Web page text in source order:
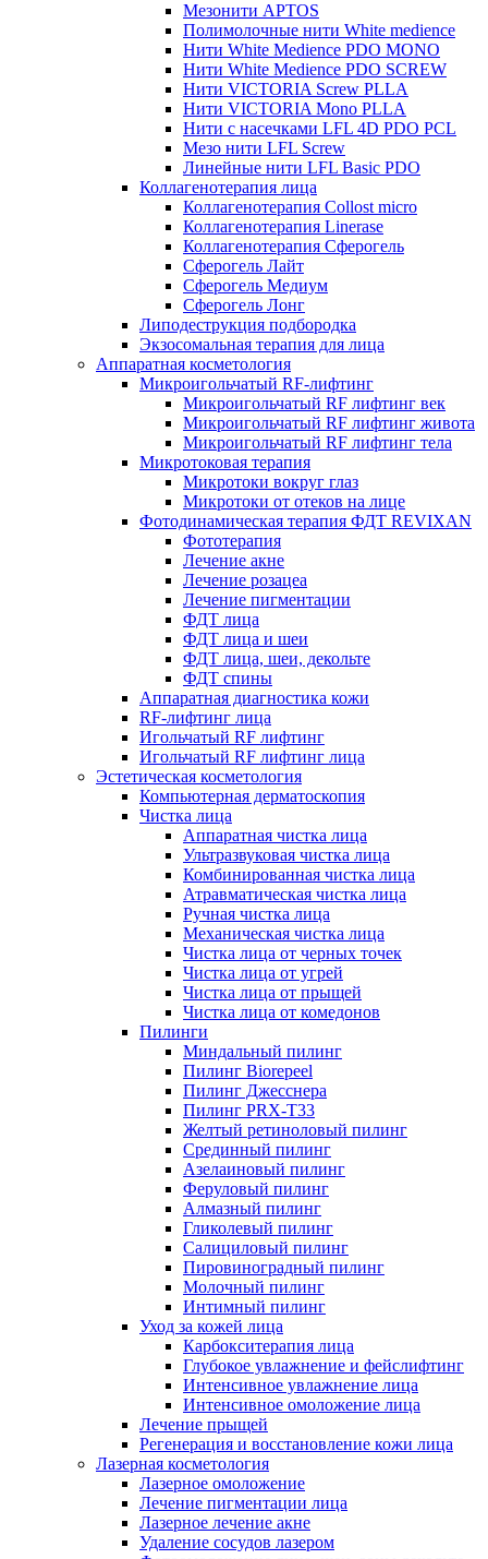
Мезонити APTOS
Полимолочные нити White medience
Нити White Medience PDO MONO
Нити White Medience PDO SCREW
Нити VICTORIA Screw PLLA
Нити VICTORIA Mono PLLA
Нити с насечками LFL 4D PDO PCL
Мезо нити LFL Screw
Линейные нити LFL Basic PDO
Коллагенотерапия лица
Коллагенотерапия Collost micro
Коллагенотерапия Linerase
Коллагенотерапия Сферогель
Сферогель Лайт
Сферогель Медиум
Сферогель Лонг
Липодеструкция подбородка
Экзосомальная терапия для лица
Аппаратная косметология
Микроигольчатый RF-лифтинг
Микроигольчатый RF лифтинг век
Микроигольчатый RF лифтинг живота
Микроигольчатый RF лифтинг тела
Микротоковая терапия
Микротоки вокруг глаз
Микротоки от отеков на лице
Фотодинамическая терапия ФДТ REVIXAN
Фототерапия
Лечение акне
Лечение розацеа
Лечение пигментации
ФДТ лица
ФДТ лица и шеи
ФДТ лица, шеи, декольте
ФДТ спины
Аппаратная диагностика кожи
RF-лифтинг лица
Игольчатый RF лифтинг
Игольчатый RF лифтинг лица
Эстетическая косметология
Компьютерная дерматоскопия
Чистка лица
Аппаратная чистка лица
Ультразвуковая чистка лица
Комбинированная чистка лица
Атравматическая чистка лица
Ручная чистка лица
Механическая чистка лица
Чистка лица от черных точек
Чистка лица от угрей
Чистка лица от прыщей
Чистка лица от комедонов
Пилинги
Миндальный пилинг
Пилинг Biorepeel
Пилинг Джесснера
Пилинг PRX-T33
Желтый ретиноловый пилинг
Срединный пилинг
Азелаиновый пилинг
Феруловый пилинг
Алмазный пилинг
Гликолевый пилинг
Салициловый пилинг
Пировиноградный пилинг
Молочный пилинг
Интимный пилинг
Уход за кожей лица
Карбокситерапия лица
Глубокое увлажнение и фейслифтинг
Интенсивное увлажнение лица
Интенсивное омоложение лица
Лечение прыщей
Регенерация и восстановление кожи лица
Лазерная косметология
Лазерное омоложение
Лечение пигментации лица
Лазерное лечение акне
Удаление сосудов лазером